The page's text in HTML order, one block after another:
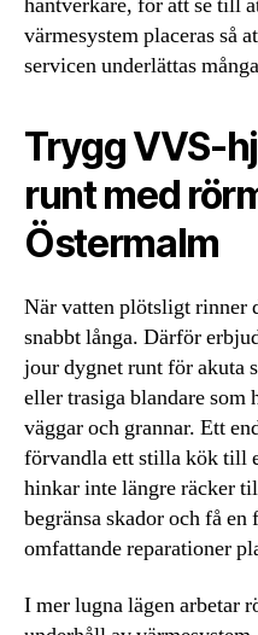
värmesystem placeras så
servicen underlättas
Trygg
runt med
Östermalm
När vatten plötsligt rinner
snabbt långa. Därför
jour dygnet runt för akuta
eller trasiga blandare som
väggar och grannar. Ett
förvandla ett stilla kök till
hinkar inte längre räcker
begränsa skador och få
omfattande reparationer
I mer lugna lägen arbetar